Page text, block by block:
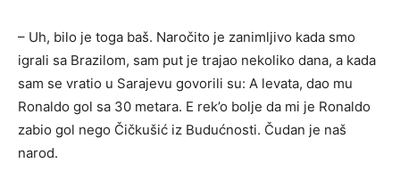
– Uh, bilo je toga baš. Naročito je zanimljivo kada smo
igrali sa Brazilom, sam put je trajao nekoliko dana, a kada
sam se vratio u Sarajevu govorili su: A levata, dao mu
Ronaldo gol sa 30 metara. E rek’o bolje da mi je Ronaldo
zabio gol nego Čičkušić iz Budućnosti. Čudan je naš
narod.